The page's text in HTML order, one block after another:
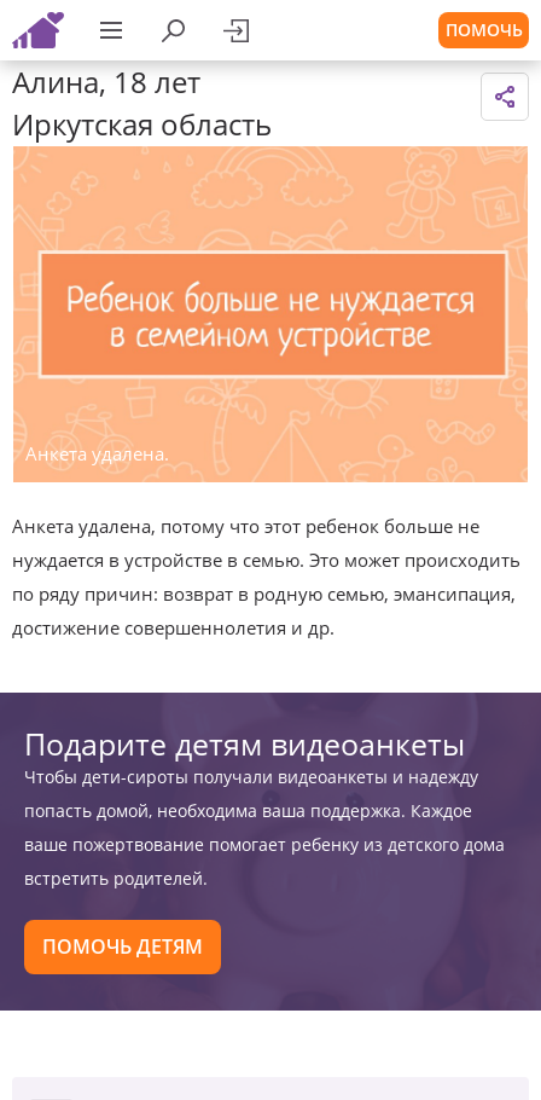
ПОМОЧЬ
Алина, 18 лет
Иркутская область
Анкета удалена.
Анкета удалена, потому что этот ребенок больше не
нуждается в устройстве в семью. Это может происходить
по ряду причин: возврат в родную семью, эмансипация,
достижение совершеннолетия и др.
Подарите детям видеоанкеты
Чтобы дети-сироты получали видеоанкеты и надежду
попасть домой, необходима ваша поддержка. Каждое
ваше пожертвование помогает ребенку из детского дома
встретить родителей.
ПОМОЧЬ ДЕТЯМ